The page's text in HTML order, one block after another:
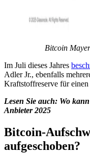
Bitcoin
Im Juli dieses Jahres
Adler Jr., ebenfalls
Kraftstoffreserve für
Lesen Sie auch: Wo
Anbieter 2025
Bitcoin-
aufgeschoben?